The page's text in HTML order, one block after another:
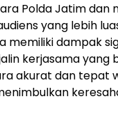
Polda Jatim
yang lebih
memiliki dampak
kerjasama yang
akurat dan tepat